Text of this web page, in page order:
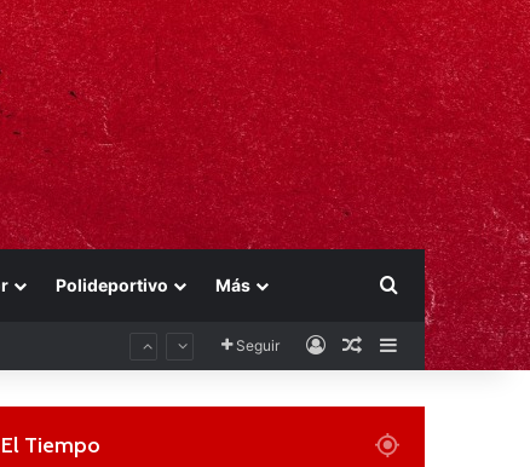
Polideportivo Más Buscar por
Seguir AccesoPublicación al
Barra lateral
El Tiempo